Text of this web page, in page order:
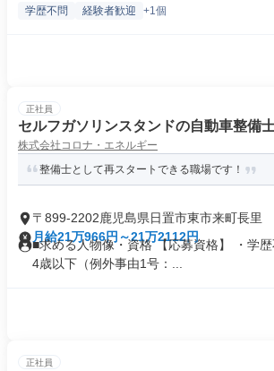
学歴不問 経験者歓迎 +1個
正社員
セルフガソリンスタンドの自動車整備
株式会社コロナ・エネルギー
整備士として再スタートできる職場です！
〒899-2202鹿児島県日置市東市来町長里
月給21万966円～21万2112円
■求める人物像・資格 【応募資格】 ・学
4歳以下（例外事由1号：...
正社員